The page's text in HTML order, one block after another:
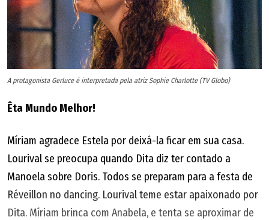
A protagonista Gerluce é interpretada pela atriz Sophie Charlotte (TV Globo)
Êta Mundo Melhor!
Míriam agradece Estela por deixá-la ficar em sua casa.
Lourival se preocupa quando Dita diz ter contado a
Manoela sobre Doris. Todos se preparam para a festa de
Réveillon no dancing. Lourival teme estar apaixonado por
Dita. Míriam brinca com Anabela, e tenta se aproximar de